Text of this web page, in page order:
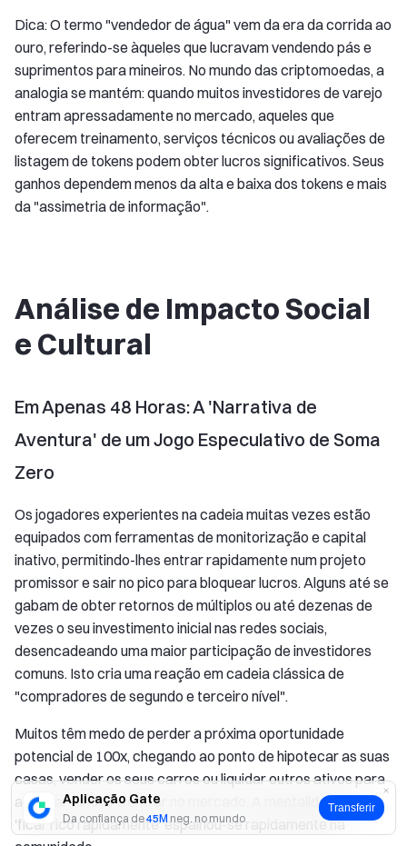
Aplicação Gate
Da confiança de45M neg. no mundo
Transferir
Dica: O termo "vendedor de água" vem da era da corrida ao
ouro, referindo-se àqueles que lucravam vendendo pás e
suprimentos para mineiros. No mundo das criptomoedas, a
analogia se mantém: quando muitos investidores de varejo
entram apressadamente no mercado, aqueles que
oferecem treinamento, serviços técnicos ou avaliações de
listagem de tokens podem obter lucros significativos. Seus
ganhos dependem menos da alta e baixa dos tokens e mais
da "assimetria de informação".
Análise de Impacto Social
e Cultural
Em Apenas 48 Horas: A 'Narrativa de
Aventura' de um Jogo Especulativo de Soma
Zero
Os jogadores experientes na cadeia muitas vezes estão
equipados com ferramentas de monitorização e capital
inativo, permitindo-lhes entrar rapidamente num projeto
promissor e sair no pico para bloquear lucros. Alguns até se
gabam de obter retornos de múltiplos ou até dezenas de
vezes o seu investimento inicial nas redes sociais,
desencadeando uma maior participação de investidores
comuns. Isto cria uma reação em cadeia clássica de
"compradores de segundo e terceiro nível".
Muitos têm medo de perder a próxima oportunidade
potencial de 100x, chegando ao ponto de hipotecar as suas
casas, vender os seus carros ou liquidar outros ativos para
angariar fundos e entrar no mercado. A mentalidade de
'ficar rico rapidamente' espalhou-se rapidamente na